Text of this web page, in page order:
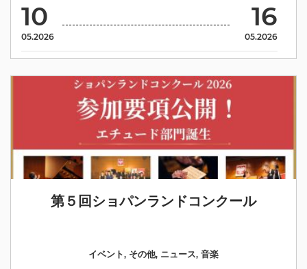
10
05.2026
16
05.2026
第５回ショパンランドコンクール
イベント, その他, ニュース, 音楽